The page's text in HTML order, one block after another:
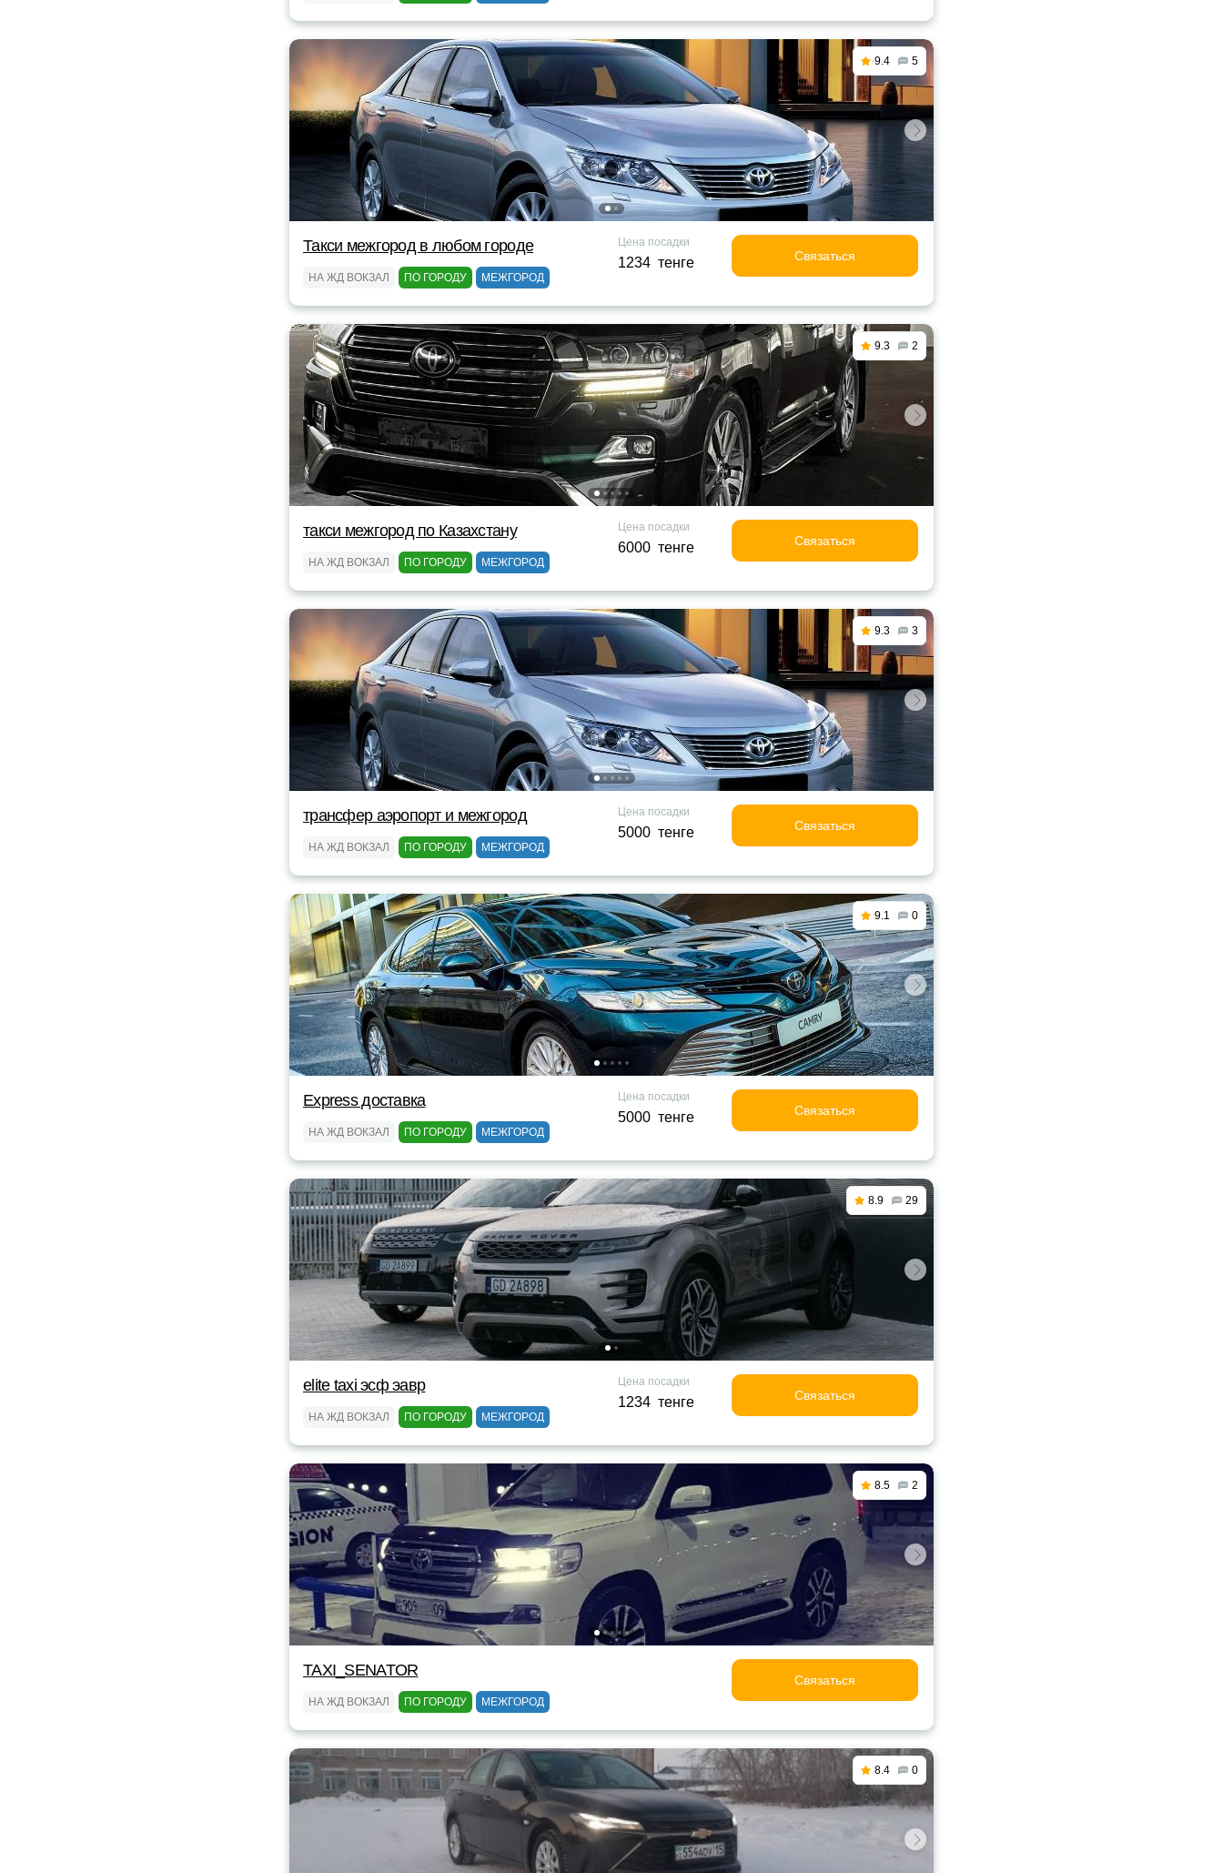
9.4 5
Такси межгород в любом городе
НА ЖД ВОКЗАЛ ПО ГОРОДУ МЕЖГОРОД
Цена посадки
1234 тенге Связаться
9.3 2
такси межгород по Казахстану
НА ЖД ВОКЗАЛ ПО ГОРОДУ МЕЖГОРОД
Цена посадки
6000 тенге Связаться
9.3 3
трансфер аэропорт и межгород
НА ЖД ВОКЗАЛ ПО ГОРОДУ МЕЖГОРОД
Цена посадки
5000 тенге Связаться
9.1 0
Express доставка
НА ЖД ВОКЗАЛ ПО ГОРОДУ МЕЖГОРОД
Цена посадки
5000 тенге Связаться
8.9 29
elite taxi эсф эавр
НА ЖД ВОКЗАЛ ПО ГОРОДУ МЕЖГОРОД
Цена посадки
1234 тенге Связаться
8.5 2
TAXI_SENATOR
НА ЖД ВОКЗАЛ ПО ГОРОДУ МЕЖГОРОД
Связаться
8.4 0